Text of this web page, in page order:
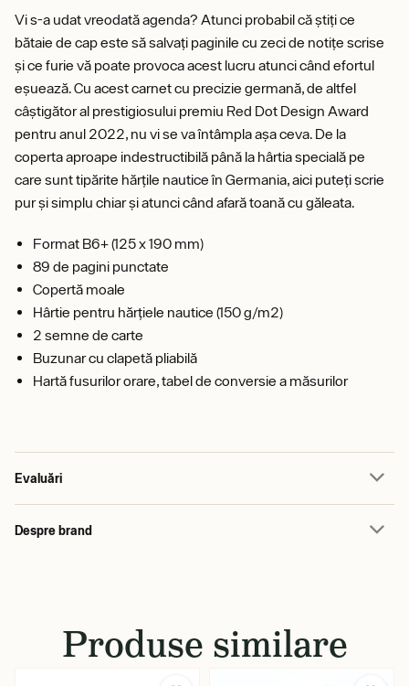
Vi s-a udat vreodată agenda? Atunci probabil că știți ce
bătaie de cap este să salvați paginile cu zeci de notițe scrise
și ce furie vă poate provoca acest lucru atunci când efortul
eșuează. Cu acest carnet cu precizie germană, de altfel
câștigător al prestigiosului premiu Red Dot Design Award
pentru anul 2022, nu vi se va întâmpla așa ceva. De la
coperta aproape indestructibilă până la hârtia specială pe
care sunt tipărite hărțile nautice în Germania, aici puteți scrie
pur și simplu chiar și atunci când afară toană cu găleata.
Format B6+ (125 x 190 mm)
89 de pagini punctate
Copertă moale
Hârtie pentru hărțiele nautice (150 g/m2)
2 semne de carte
Buzunar cu clapetă pliabilă
Hartă fusurilor orare, tabel de conversie a măsurilor
Evaluări
Despre brand
Produse similare